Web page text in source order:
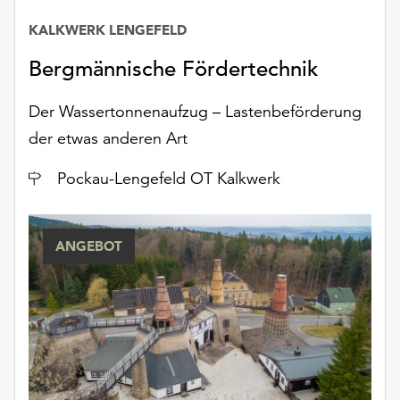
Datenschutzerklärung
oder
dem
Bergmännische Fördertechnik
KALKWERK LENGEFELD
Der Wassertonnenaufzug – Lastenbeförderung
der etwas anderen Art
Ort
Pockau-Lengefeld OT Kalkwerk
ANGEBOT